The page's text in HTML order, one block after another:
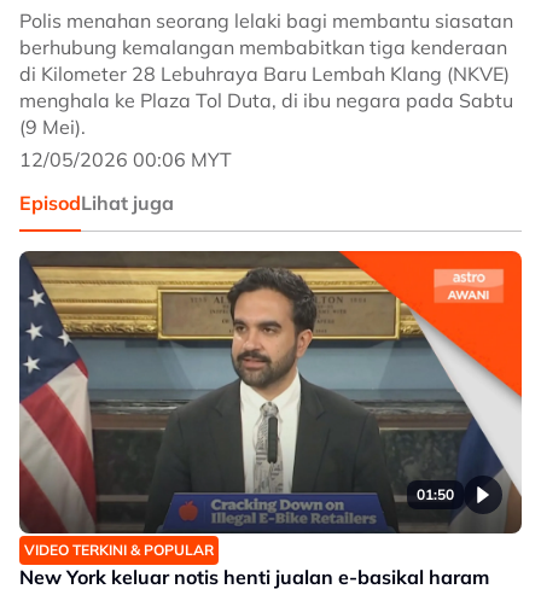
Polis menahan seorang lelaki bagi membantu siasatan
berhubung kemalangan membabitkan tiga kenderaan
di Kilometer 28 Lebuhraya Baru Lembah Klang (NKVE)
menghala ke Plaza Tol Duta, di ibu negara pada Sabtu
(9 Mei).
12/05/2026 00:06 MYT
EpisodLihat juga
01:50
VIDEO TERKINI & POPULAR
New York keluar notis henti jualan e-basikal haram